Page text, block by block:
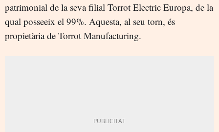
patrimonial de la seva filial Torrot Electric Europa, de la
qual posseeix el 99%. Aquesta, al seu torn, és
propietària de Torrot Manufacturing.